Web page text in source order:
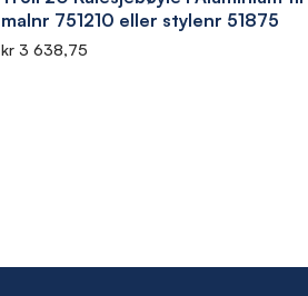
malnr 751210 eller stylenr 51875
kr 3 638,75